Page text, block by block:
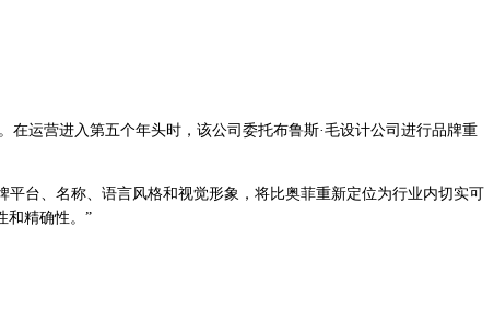
在运营进入第五个年头时，该公司委托布鲁斯·毛设计公司进行品牌重
台、名称、语言风格和视觉形象，将比奥菲重新定位为行业内切实可
和精确性。”